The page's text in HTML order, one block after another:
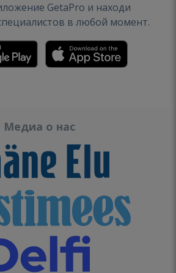
GetaPro и находи
в любой момент.
Медиа о нас